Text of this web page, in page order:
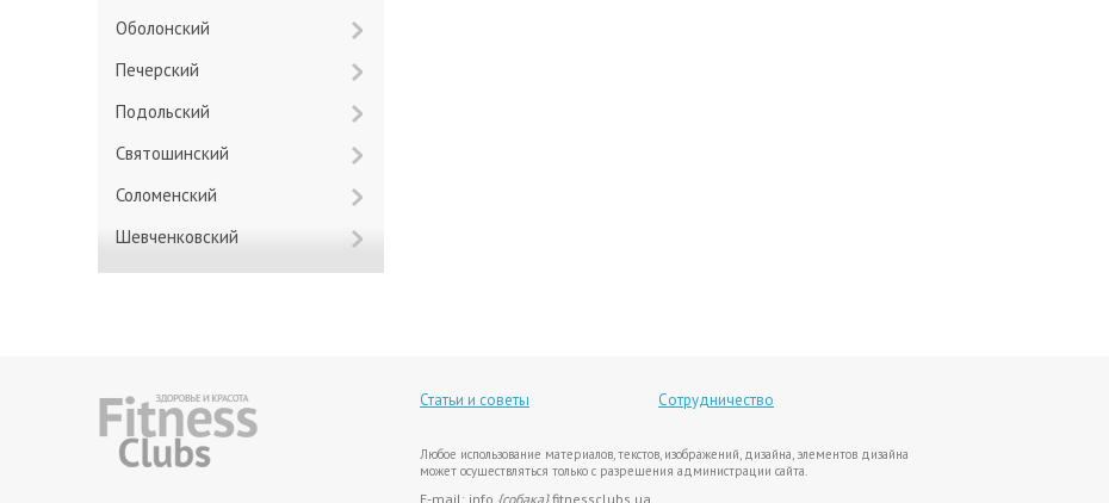
Оболонский
Печерский
Подольский
Святошинский
Соломенский
Шевченковский
Статьи и советы Сотрудничество
Любое использование материалов, текстов, изображений, дизайна, элементов дизайна
может осуществляться только с разрешения администрации сайта.
E-mail: info {собака}fitnessclubs.ua